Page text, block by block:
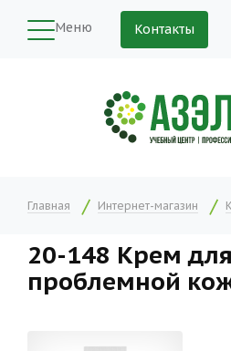
Меню Контакты
Главная Интернет-магазин
20-148 Крем для
проблемной